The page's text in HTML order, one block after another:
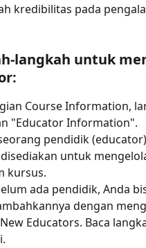
kredibilitas pada
langkah untuk
Course Information,
"Educator Information".
pendidik
untuk
kursus.
ada pendidik, Anda
dengan
Educators. Baca